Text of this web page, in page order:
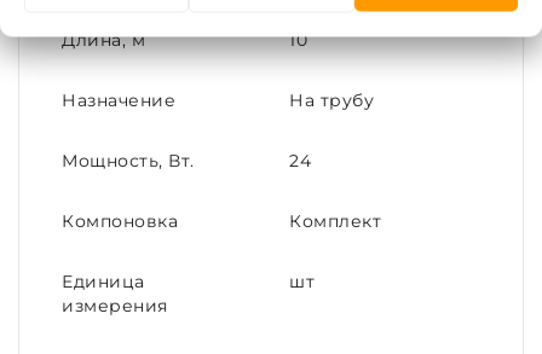
Длина, м 10
Назначение На трубу
Мощность, Вт. 24
Компоновка Комплект
Единица
измерения
шт